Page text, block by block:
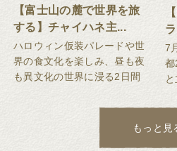
【富士山の麓で世界を旅
する】チャイハネ主...
ハロウィン仮装パレードや世
界の食文化を楽しみ、昼も夜
も異文化の世界に浸る2日間
7
都
もっと見